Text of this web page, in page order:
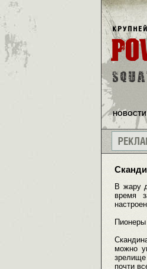
В жару
время
можно
почти
НОВОСТИ